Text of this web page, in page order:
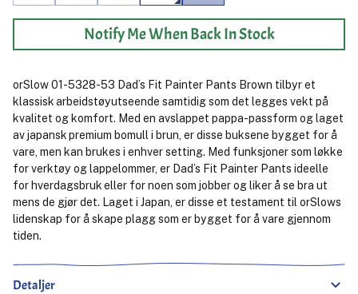
Notify Me When Back In Stock
orSlow 01-5328-53 Dad’s Fit Painter Pants Brown tilbyr et
klassisk arbeidstøyutseende samtidig som det legges vekt på
kvalitet og komfort. Med en avslappet pappa-passform og laget
av japansk premium bomull i brun, er disse buksene bygget for å
vare, men kan brukes i enhver setting. Med funksjoner som løkke
for verktøy og lappelommer, er Dad’s Fit Painter Pants ideelle
for hverdagsbruk eller for noen som jobber og liker å se bra ut
mens de gjør det. Laget i Japan, er disse et testament til orSlows
lidenskap for å skape plagg som er bygget for å vare gjennom
tiden.
Detaljer